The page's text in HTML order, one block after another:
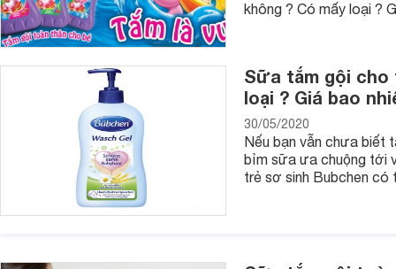
4. Nhiệt kế đo nhiệt độ nước tắm cho bé
Đối với những mẹ bỉm sữa chưa có kinh nghiệm thì việc
điều đơn giản. Da của bé do còn khá non nớt nên nếu bạn
nếu để quá lạnh cũng sẽ khiến bé bị cảm lạnh, vì vậy mà
nên đơn giản hơn là việc cần thiết. Hiện nhiệt kế đo nhiệt
thương hiệu uy tín chất lượng tốt, với mức giá hợp lý nên
5. Đồ chơi nhà tắm cho bé
không ? Có mấy loại ?
Sữa tắm gội cho
loại ? Giá bao
30/05/2020
Nếu bạn vẫn chưa biết
bỉm sữa ưa chuộng tới
trẻ sơ sinh Bubchen có